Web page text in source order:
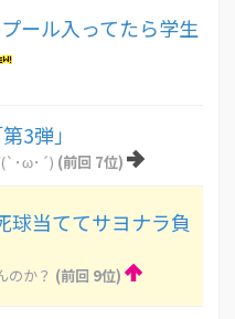
ール入ってたら学生
3弾」
(`･ω･´) (前回 7位)
球当ててサヨナラ負
のか？ (前回 9位)